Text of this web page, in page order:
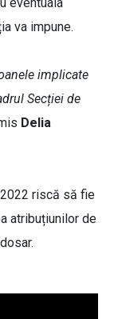
va impune.
implicate
Secției de
Delia
riscă să fie
atribuțiunilor de